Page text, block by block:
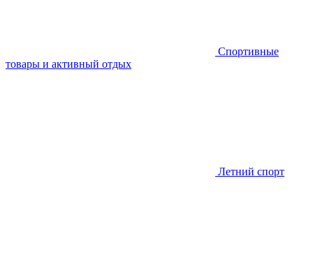
Спортивные
товары и активный отдых
Летний спорт